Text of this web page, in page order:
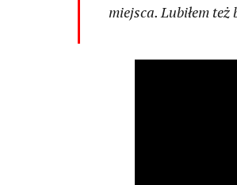
miejsca. Lubiłem